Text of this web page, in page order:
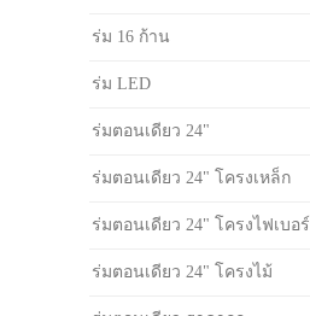
ร่ม 16 ก้าน
ร่ม LED
ร่มตอนเดียว 24"
ร่มตอนเดียว 24" โครงเหล็ก
ร่มตอนเดียว 24" โครงไฟเบอร์
ร่มตอนเดียว 24" โครงไม้